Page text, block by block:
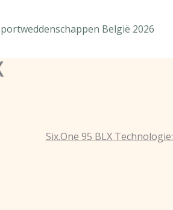
België 2026
Six.One 95 BLX Technologie: